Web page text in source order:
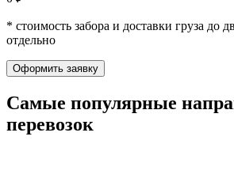
* стоимость забора и доставки груза до
отдельно
Оформить заявку
Самые популярные
перевозок